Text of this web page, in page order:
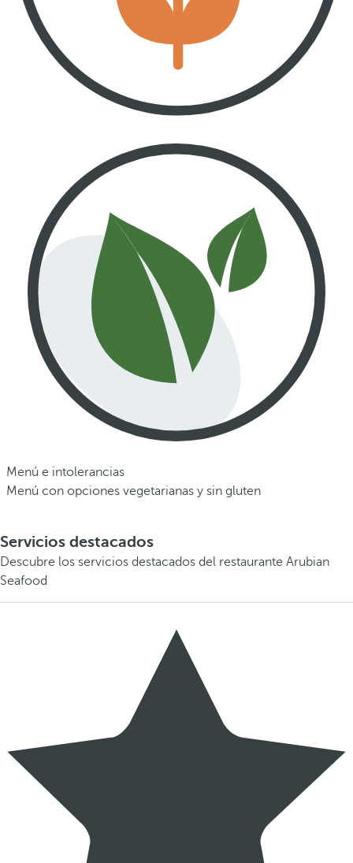
Menú e intolerancias
Menú con opciones vegetarianas y sin gluten
Servicios destacados
Descubre los servicios destacados del restaurante Arubian
Seafood